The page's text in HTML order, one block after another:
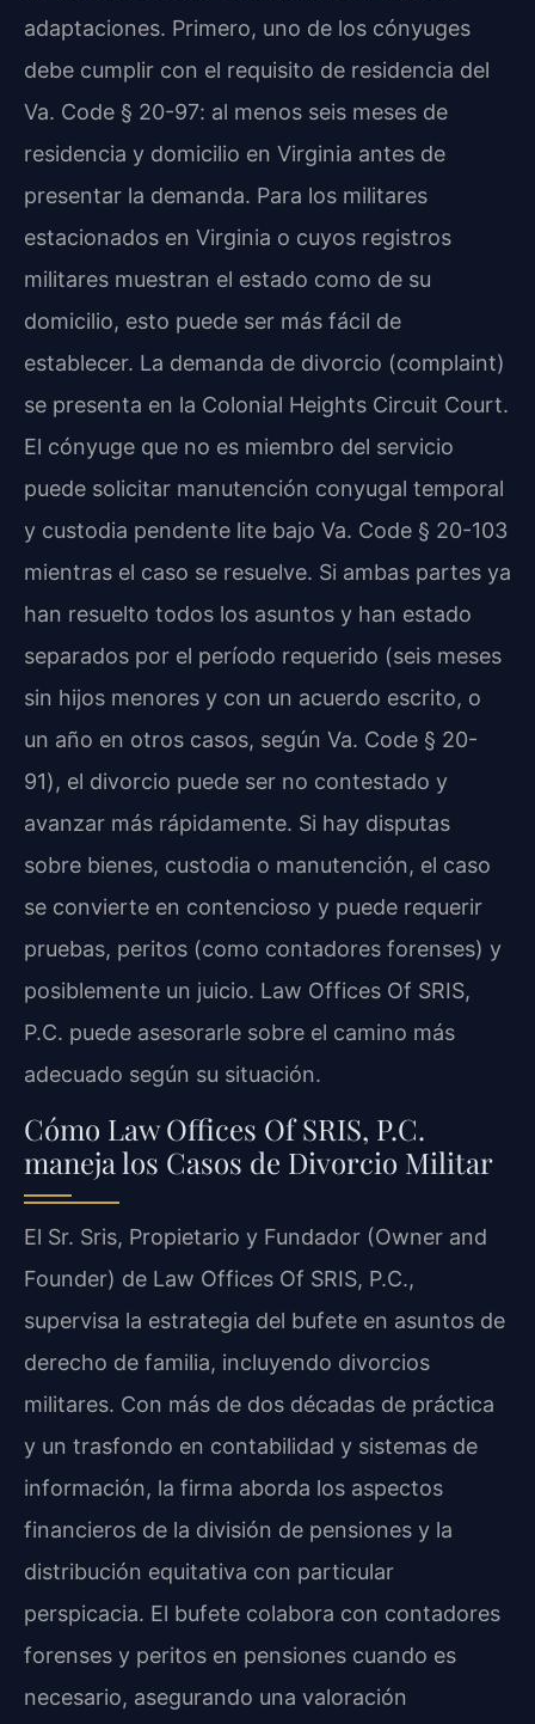
adaptaciones. Primero, uno de los cónyuges
debe cumplir con el requisito de residencia del
Va. Code § 20-97: al menos seis meses de
residencia y domicilio en Virginia antes de
presentar la demanda. Para los militares
estacionados en Virginia o cuyos registros
militares muestran el estado como de su
domicilio, esto puede ser más fácil de
establecer. La demanda de divorcio (complaint)
se presenta en la Colonial Heights Circuit Court.
El cónyuge que no es miembro del servicio
puede solicitar manutención conyugal temporal
y custodia pendente lite bajo Va. Code § 20-103
mientras el caso se resuelve. Si ambas partes ya
han resuelto todos los asuntos y han estado
separados por el período requerido (seis meses
sin hijos menores y con un acuerdo escrito, o
un año en otros casos, según Va. Code § 20-
91), el divorcio puede ser no contestado y
avanzar más rápidamente. Si hay disputas
sobre bienes, custodia o manutención, el caso
se convierte en contencioso y puede requerir
pruebas, peritos (como contadores forenses) y
posiblemente un juicio. Law Offices Of SRIS,
P.C. puede asesorarle sobre el camino más
adecuado según su situación.
Cómo Law Offices Of SRIS, P.C.
maneja los Casos de Divorcio Militar
El Sr. Sris, Propietario y Fundador (Owner and
Founder) de Law Offices Of SRIS, P.C.,
supervisa la estrategia del bufete en asuntos de
derecho de familia, incluyendo divorcios
militares. Con más de dos décadas de práctica
y un trasfondo en contabilidad y sistemas de
información, la firma aborda los aspectos
financieros de la división de pensiones y la
distribución equitativa con particular
perspicacia. El bufete colabora con contadores
forenses y peritos en pensiones cuando es
necesario, asegurando una valoración